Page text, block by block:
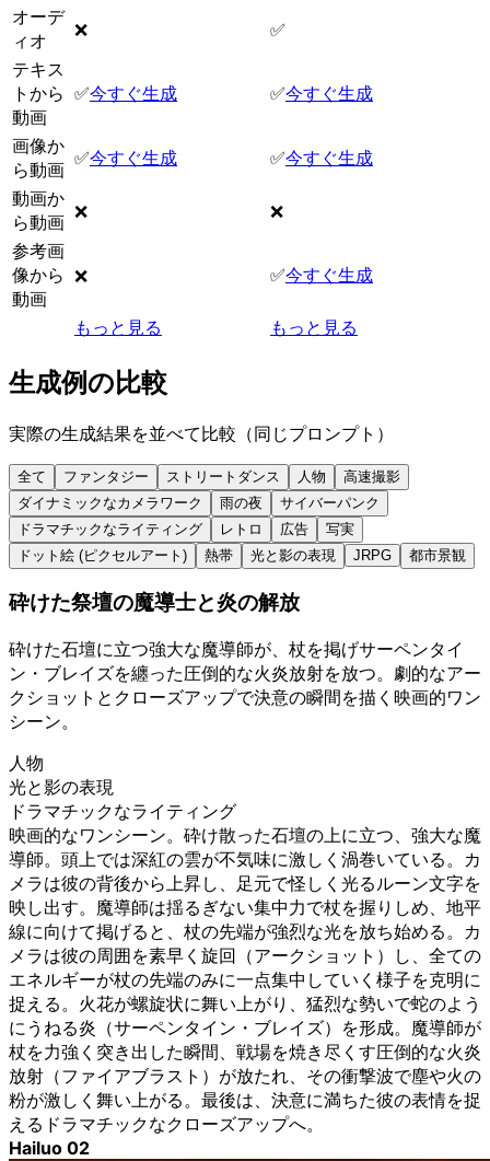
オーデ
ィオ
❌
✅
テキス
トから
動画
✅今すぐ生成 ✅今すぐ生成
画像か
ら動画
✅今すぐ生成 ✅今すぐ生成
動画か
ら動画 ❌
❌
参考画
像から
動画
❌ ✅今すぐ生成
もっと見る もっと見る
生成例の比較
実際の生成結果を並べて比較（同じプロンプト）
全て ファンタジー ストリートダンス 人物
高速撮影
ダイナミックなカメラワーク
雨の夜
サイバーパンク
ドラマチックなライティング
レトロ 広告
写実
ドット絵 (ピクセルアート)
熱帯 光と影の表現 JRPG 都市景観
砕けた祭壇の魔導士と炎の解放
砕けた石壇に立つ強大な魔導師が、杖を掲げサーペンタイ
ン・ブレイズを纏った圧倒的な火炎放射を放つ。劇的なアー
クショットとクローズアップで決意の瞬間を描く映画的ワン
シーン。
人物
光と影の表現
ドラマチックなライティング
映画的なワンシーン。砕け散った石壇の上に立つ、強大な魔
導師。頭上では深紅の雲が不気味に激しく渦巻いている。カ
メラは彼の背後から上昇し、足元で怪しく光るルーン文字を
映し出す。魔導師は揺るぎない集中力で杖を握りしめ、地平
線に向けて掲げると、杖の先端が強烈な光を放ち始める。カ
メラは彼の周囲を素早く旋回（アークショット）し、全ての
エネルギーが杖の先端のみに一点集中していく様子を克明に
捉える。火花が螺旋状に舞い上がり、猛烈な勢いで蛇のよう
にうねる炎（サーペンタイン・ブレイズ）を形成。魔導師が
杖を力強く突き出した瞬間、戦場を焼き尽くす圧倒的な火炎
放射（ファイアブラスト）が放たれ、その衝撃波で塵や火の
粉が激しく舞い上がる。最後は、決意に満ちた彼の表情を捉
えるドラマチックなクローズアップへ。
Hailuo 02